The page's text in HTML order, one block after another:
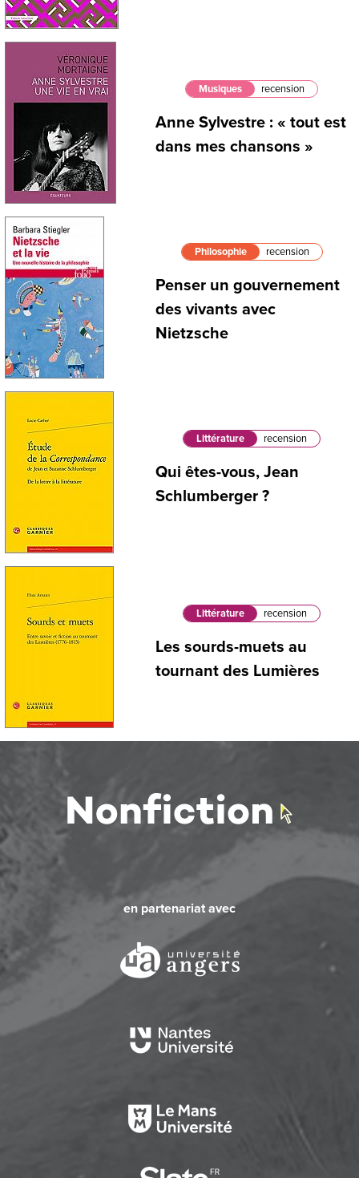
Musiques recension
Anne Sylvestre : « tout est
dans mes chansons »
Philosophie recension
Penser un gouvernement
des vivants avec
Nietzsche
Littérature recension
Qui êtes-vous, Jean
Schlumberger ?
Littérature recension
Les sourds-muets au
tournant des Lumières
en partenariat avec